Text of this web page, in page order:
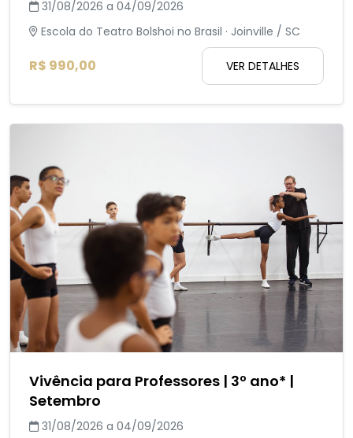
31/08/2026 a 04/09/2026
Escola do Teatro Bolshoi no Brasil · Joinville / SC
R$ 990,00 VER DETALHES
Vivência para Professores | 3º ano* |
Setembro
31/08/2026 a 04/09/2026